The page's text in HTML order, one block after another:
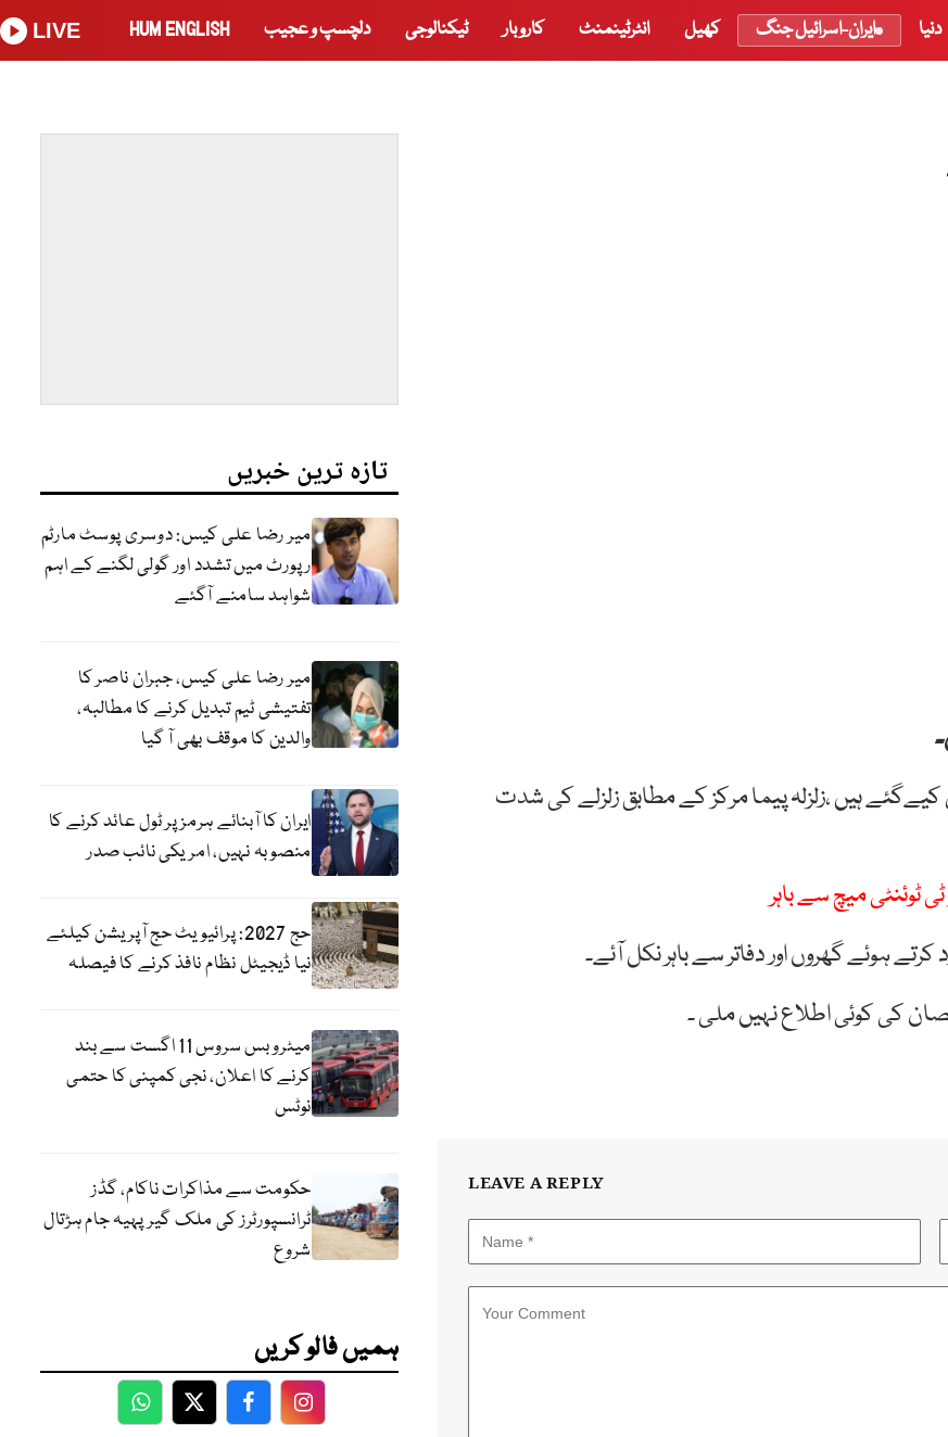
دنیا ایران-اسرائیل جنگ کھیل انٹرٹینمنٹ کاروبار ٹیکنالوجی دلچسپ و عجیب HUM ENGLISH
LIVE
ہیں ،زلزلہ پیما مرکز کے مطابق زلزلے کی شدت
ٹوئنٹی میچ سے باہر
ہوئے گھروں اور دفاتر سے باہر نکل آئے۔
کی کوئی اطلاع نہیں ملی ۔
LEAVE A REPLY
تازہ ترین خبریں
میر رضا علی کیس: دوسری پوسٹ مارٹم
رپورٹ میں تشدد اور گولی لگنے کے اہم
شواہد سامنے آگئے
میر رضا علی کیس، جبران ناصر کا
تفتیشی ٹیم تبدیل کرنے کا مطالبہ،
والدین کا موقف بھی آ گیا
ایران کا آبنائے ہرمز پر ٹول عائد کرنے کا
منصوبہ نہیں، امریکی نائب صدر
حج 2027: پرائیویٹ حج آپریشن کیلئے
نیا ڈیجیٹل نظام نافذ کرنے کا فیصلہ
میٹرو بس سروس 11 اگست سے بند
کرنے کا اعلان، نجی کمپنی کا حتمی
نوٹس
حکومت سے مذاکرات ناکام، گڈز
ٹرانسپورٹرز کی ملک گیر پہیہ جام ہڑتال
شروع
ہمیں فالو کریں
WhatsApp
TwitterFacebookFacebook